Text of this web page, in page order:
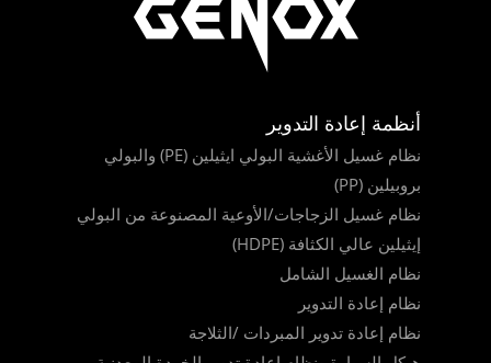
أنظمة إعادة التدوير
نظام غسيل الأغشية البولي ايثيلين (PE) والبولي
بروبيلين (PP)
نظام غسيل الزجاجات/الأوعية المصنوعة من البولي
إيثيلين عالي الكثافة (HDPE)
نظام الغسيل الشامل
نظام إعادة التدوير
نظام إعادة تدوير المبردات /الثلاجة